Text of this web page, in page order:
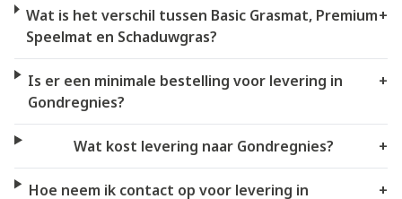
Wat is het verschil tussen Basic Grasmat, Premium
Speelmat en Schaduwgras?
+
Is er een minimale bestelling voor levering in
Gondregnies?
+
Wat kost levering naar Gondregnies? +
Hoe neem ik contact op voor levering in
+